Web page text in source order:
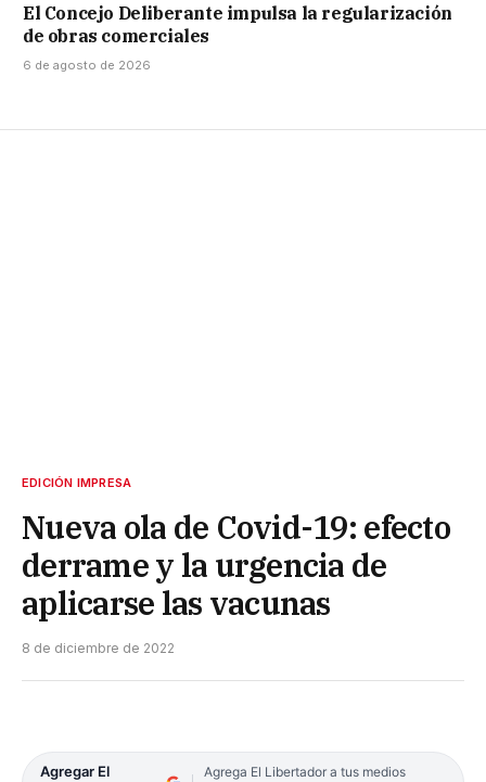
El Concejo Deliberante impulsa la regularización
de obras comerciales
6 de agosto de 2026
EDICIÓN IMPRESA
Nueva ola de Covid-19: efecto
derrame y la urgencia de
aplicarse las vacunas
8 de diciembre de 2022
Agregar El
Agrega El Libertador a tus medios